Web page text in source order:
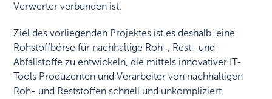
Verwerter verbunden ist.
Ziel des vorliegenden Projektes ist es deshalb, eine
Rohstoffbörse für nachhaltige Roh-, Rest- und
Abfallstoffe zu entwickeln, die mittels innovativer IT-
Tools Produzenten und Verarbeiter von nachhaltigen
Roh- und Reststoffen schnell und unkompliziert